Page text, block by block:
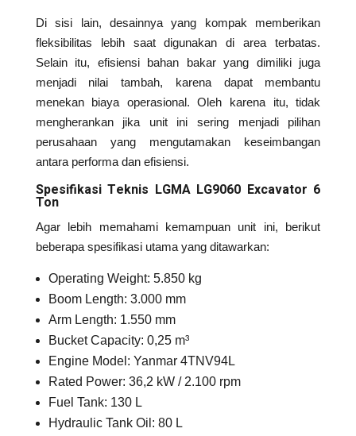
Di sisi lain, desainnya yang kompak memberikan
fleksibilitas lebih saat digunakan di area terbatas.
Selain itu, efisiensi bahan bakar yang dimiliki juga
menjadi nilai tambah, karena dapat membantu
menekan biaya operasional. Oleh karena itu, tidak
mengherankan jika unit ini sering menjadi pilihan
perusahaan yang mengutamakan keseimbangan
antara performa dan efisiensi.
Spesifikasi Teknis LGMA LG9060 Excavator 6
Ton
Agar lebih memahami kemampuan unit ini, berikut
beberapa spesifikasi utama yang ditawarkan:
Operating Weight: 5.850 kg
Boom Length: 3.000 mm
Arm Length: 1.550 mm
Bucket Capacity: 0,25 m³
Engine Model: Yanmar 4TNV94L
Rated Power: 36,2 kW / 2.100 rpm
Fuel Tank: 130 L
Hydraulic Tank Oil: 80 L